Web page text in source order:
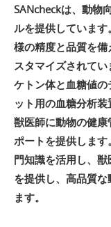
SANcheckは、動物
ルを提供しています
様の精度と品質を
スタマイズされて
ケトン体と血糖値
ット用の血糖分析装
獣医師に動物の健
ポートを提供しま
門知識を活用し、
を提供し、高品質
ます。